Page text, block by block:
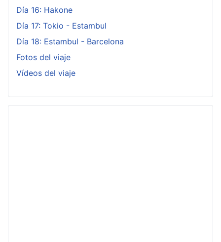
Día 16: Hakone
Día 17: Tokio - Estambul
Día 18: Estambul - Barcelona
Fotos del viaje
Vídeos del viaje